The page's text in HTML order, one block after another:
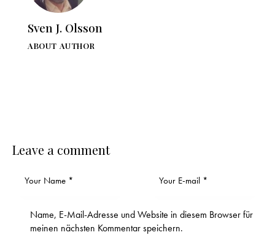
Sven J. Olsson
ABOUT AUTHOR
Leave a comment
Name, E-Mail-Adresse und Website in diesem Browser für
meinen nächsten Kommentar speichern.